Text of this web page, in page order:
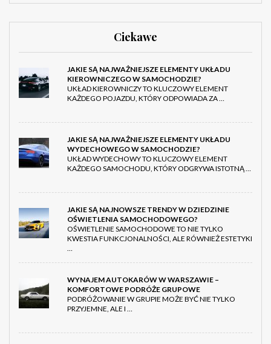
Ciekawe
JAKIE SĄ NAJWAŻNIEJSZE ELEMENTY UKŁADU
KIEROWNICZEGO W SAMOCHODZIE?
UKŁAD KIEROWNICZY TO KLUCZOWY ELEMENT
KAŻDEGO POJAZDU, KTÓRY ODPOWIADA ZA …
JAKIE SĄ NAJWAŻNIEJSZE ELEMENTY UKŁADU
WYDECHOWEGO W SAMOCHODZIE?
UKŁAD WYDECHOWY TO KLUCZOWY ELEMENT
KAŻDEGO SAMOCHODU, KTÓRY ODGRYWA ISTOTNĄ …
JAKIE SĄ NAJNOWSZE TRENDY W DZIEDZINIE
OŚWIETLENIA SAMOCHODOWEGO?
OŚWIETLENIE SAMOCHODOWE TO NIE TYLKO
KWESTIA FUNKCJONALNOŚCI, ALE RÓWNIEŻ ESTETYKI
…
WYNAJEM AUTOKARÓW W WARSZAWIE –
KOMFORTOWE PODRÓŻE GRUPOWE
PODRÓŻOWANIE W GRUPIE MOŻE BYĆ NIE TYLKO
PRZYJEMNE, ALE I …